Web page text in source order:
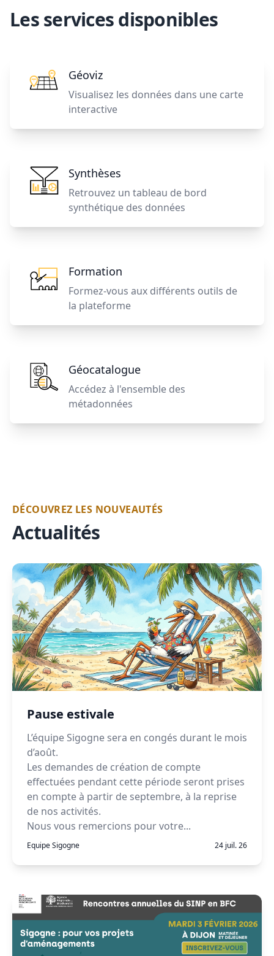
Les services disponibles
Géoviz
Visualisez les données dans une carte
interactive
Synthèses
Retrouvez un tableau de bord
synthétique des données
Formation
Formez-vous aux différents outils de
la plateforme
Géocatalogue
Accédez à l'ensemble des
métadonnées
DÉCOUVREZ LES NOUVEAUTÉS
Actualités
Pause estivale
L’équipe Sigogne sera en congés durant le mois
d’août.
Les demandes de création de compte
effectuées pendant cette période seront prises
en compte à partir de septembre, à la reprise
de nos activités.
Nous vous remercions pour votre...
Equipe Sigogne 24 juil. 26